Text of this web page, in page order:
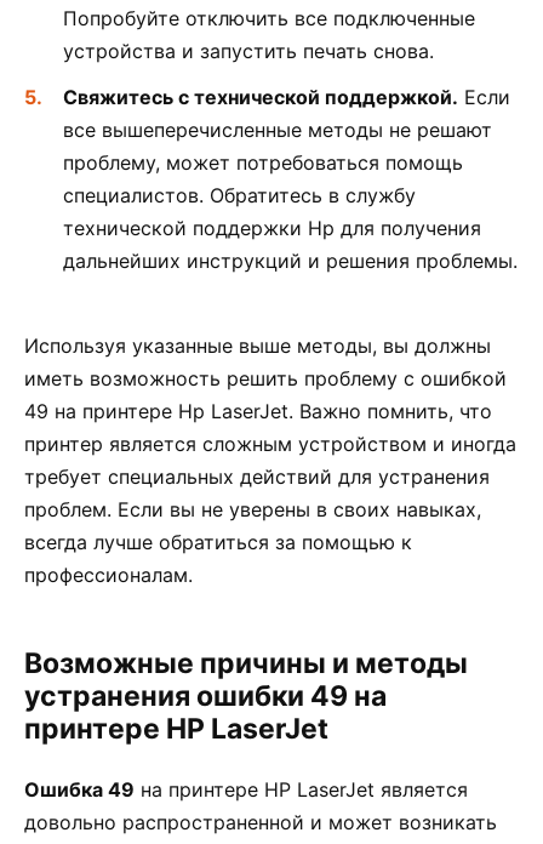
Попробуйте отключить все подключенные
устройства и запустить печать снова.
Свяжитесь с технической поддержкой. Если
все вышеперечисленные методы не решают
проблему, может потребоваться помощь
специалистов. Обратитесь в службу
технической поддержки Hp для получения
дальнейших инструкций и решения проблемы.
Используя указанные выше методы, вы должны
иметь возможность решить проблему с ошибкой
49 на принтере Hp LaserJet. Важно помнить, что
принтер является сложным устройством и иногда
требует специальных действий для устранения
проблем. Если вы не уверены в своих навыках,
всегда лучше обратиться за помощью к
профессионалам.
Возможные причины и методы
устранения ошибки 49 на
принтере HP LaserJet
Ошибка 49 на принтере HP LaserJet является
довольно распространенной и может возникать